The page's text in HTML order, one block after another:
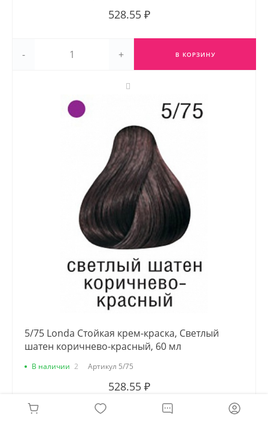
528.55 ₽
- + В КОРЗИНУ
5/75 Londa Стойкая крем-краска, Светлый
шатен коричнево-красный, 60 мл
В наличии 2 Артикул 5/75
528.55 ₽